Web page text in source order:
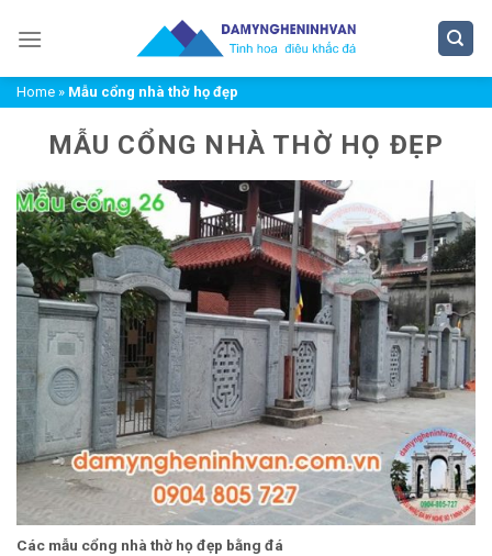
đến
dungHome » Mẫu cổng nhà thờ họ đẹp
MẪU CỔNG NHÀ THỜ HỌ ĐẸP
Các mẫu cổng nhà thờ họ đẹp bằng đá